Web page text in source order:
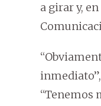
a girar y,
“Tenemos